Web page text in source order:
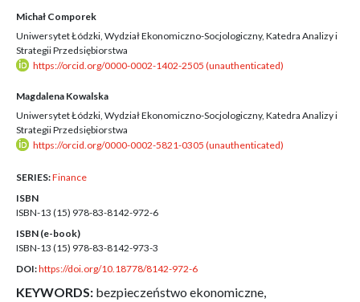
Michał Comporek
Uniwersytet Łódzki, Wydział Ekonomiczno-Socjologiczny, Katedra Analizy i
Strategii Przedsiębiorstwa
https://orcid.org/0000-0002-1402-2505 (unauthenticated)
Magdalena Kowalska
Uniwersytet Łódzki, Wydział Ekonomiczno-Socjologiczny, Katedra Analizy i
Strategii Przedsiębiorstwa
https://orcid.org/0000-0002-5821-0305 (unauthenticated)
SERIES:Finance
ISBN
ISBN-13 (15) 978-83-8142-972-6
ISBN (e-book)
ISBN-13 (15) 978-83-8142-973-3
DOI:https://doi.org/10.18778/8142-972-6
KEYWORDS: bezpieczeństwo ekonomiczne,